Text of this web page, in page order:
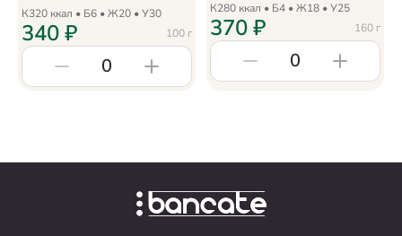
К320 ккал • Б6 • Ж20 • У30
100 г
340₽
0
К280 ккал • Б4 • Ж18 • У25
160 г
370₽
0